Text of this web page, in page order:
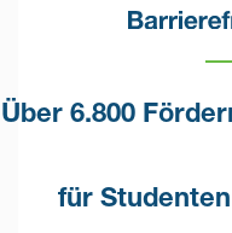
Über 6.800
für